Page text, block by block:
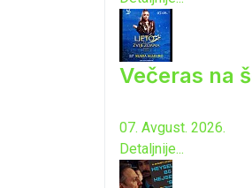
Večeras na
07. Avgust. 2026.
Detaljnije...